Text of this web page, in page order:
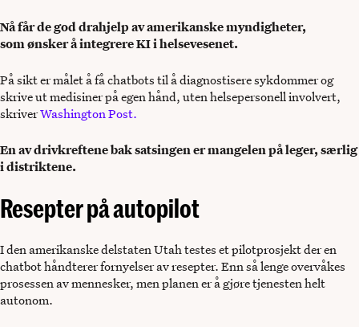
Nå får de god drahjelp av amerikanske myndigheter,
som ønsker å integrere KI i helsevesenet.
På sikt er målet å få chatbots til å diagnostisere sykdommer og
skrive ut medisiner på egen hånd, uten helsepersonell involvert,
skriverWashington Post.
En av drivkreftene bak satsingen er mangelen på leger, særlig
i distriktene.
Resepter på autopilot
I den amerikanske delstaten Utah testes et pilotprosjekt der en
chatbot håndterer fornyelser av resepter. Enn så lenge overvåkes
prosessen av mennesker, men planen er å gjøre tjenesten helt
autonom.